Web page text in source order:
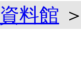
料館